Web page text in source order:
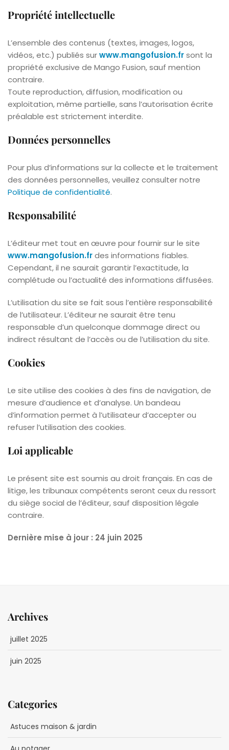
Propriété intellectuelle
L’ensemble des contenus (textes, images, logos,
vidéos, etc.) publiés surwww.mangofusion.frsont la
propriété exclusive de Mango Fusion, sauf mention
contraire.
Toute reproduction, diffusion, modification ou
exploitation, même partielle, sans l’autorisation écrite
préalable est strictement interdite.
Données personnelles
Pour plus d’informations sur la collecte et le traitement
des données personnelles, veuillez consulter notre
Politique de confidentialité.
Responsabilité
L’éditeur met tout en œuvre pour fournir sur le site
www.mangofusion.frdes informations fiables.
Cependant, il ne saurait garantir l’exactitude, la
complétude ou l’actualité des informations diffusées.
L’utilisation du site se fait sous l’entière responsabilité
de l’utilisateur. L’éditeur ne saurait être tenu
responsable d’un quelconque dommage direct ou
indirect résultant de l’accès ou de l’utilisation du site.
Cookies
Le site utilise des cookies à des fins de navigation, de
mesure d’audience et d’analyse. Un bandeau
d’information permet à l’utilisateur d’accepter ou
refuser l’utilisation des cookies.
Loi applicable
Le présent site est soumis au droit français. En cas de
litige, les tribunaux compétents seront ceux du ressort
du siège social de l’éditeur, sauf disposition légale
contraire.
Dernière mise à jour : 24 juin 2025
Archives
juillet 2025
juin 2025
Categories
Astuces maison & jardin